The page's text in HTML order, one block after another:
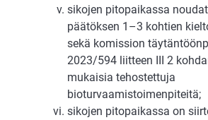
sikojen pitopaikassa
päätöksen 1–3 kohtien
sekä komission
2023/594 liitteen III 2
mukaisia tehostettuja
bioturvaamistoimenpiteitä;
sikojen pitopaikassa on